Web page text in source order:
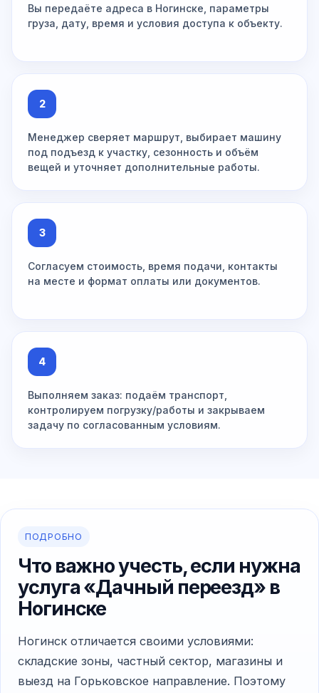
Вы передаёте адреса в Ногинске, параметры
груза, дату, время и условия доступа к объекту.
2
Менеджер сверяет маршрут, выбирает машину
под подъезд к участку, сезонность и объём
вещей и уточняет дополнительные работы.
3
Согласуем стоимость, время подачи, контакты
на месте и формат оплаты или документов.
4
Выполняем заказ: подаём транспорт,
контролируем погрузку/работы и закрываем
задачу по согласованным условиям.
ПОДРОБНО
Что важно учесть, если нужна
услуга «Дачный переезд» в
Ногинске
Ногинск отличается своими условиями:
складские зоны, частный сектор, магазины и
выезд на Горьковское направление. Поэтому